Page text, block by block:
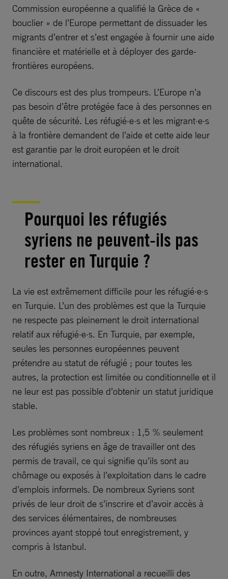
Commission européenne a qualifié la Grèce de «
bouclier » de l’Europe permettant de dissuader les
migrants d’entrer et s’est engagée à fournir une aide
financière et matérielle et à déployer des garde-
frontières européens.
Ce discours est des plus trompeurs. L’Europe n’a
pas besoin d’être protégée face à des personnes en
quête de sécurité. Les réfugié·e·s et les migrant·e·s
à la frontière demandent de l’aide et cette aide leur
est garantie par le droit européen et le droit
international.
Pourquoi les réfugiés
syriens ne peuvent-ils pas
rester en Turquie ?
La vie est extrêmement difficile pour les réfugié·e·s
en Turquie. L’un des problèmes est que la Turquie
ne respecte pas pleinement le droit international
relatif aux réfugié·e·s. En Turquie, par exemple,
seules les personnes européennes peuvent
prétendre au statut de réfugié ; pour toutes les
autres, la protection est limitée ou conditionnelle et il
ne leur est pas possible d’obtenir un statut juridique
stable.
Les problèmes sont nombreux : 1,5 % seulement
des réfugiés syriens en âge de travailler ont des
permis de travail, ce qui signifie qu’ils sont au
chômage ou exposés à l’exploitation dans le cadre
d’emplois informels. De nombreux Syriens sont
privés de leur droit de s’inscrire et d’avoir accès à
des services élémentaires, de nombreuses
provinces ayant stoppé tout enregistrement, y
compris à Istanbul.
En outre, Amnesty International a recueilli des